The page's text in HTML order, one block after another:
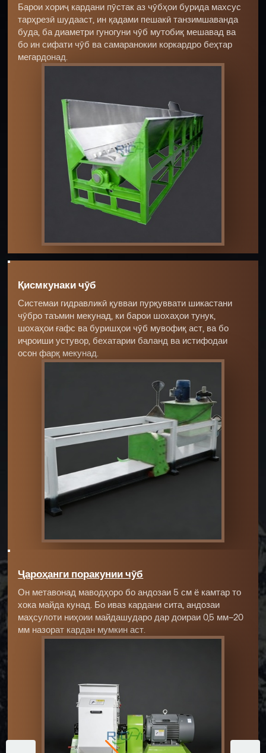
Барои хориҷ кардани пӯстак аз чӯбҳои бурида махсус
тарҳрезӣ шудааст, ин қадами пешакӣ танзимшаванда
буда, ба диаметри гуногуни чӯб мутобиқ мешавад ва
бо ин сифати чӯб ва самаранокии коркардро беҳтар
мегардонад.
Қисмкунаки чӯб
Системаи гидравликӣ қувваи пурқуввати шикастани
чӯбро таъмин мекунад, ки барои шохаҳои тунук,
шохаҳои ғафс ва буришҳои чӯб мувофиқ аст, ва бо
иҷроиши устувор, бехатарии баланд ва истифодаи
осон фарқ мекунад.
Ҷароҳанги поракунии чӯб
Он метавонад маводҳоро бо андозаи 5 см ё камтар то
хока майда кунад. Бо иваз кардани сита, андозаи
маҳсулоти ниҳоии майдашударо дар доираи 0,5 мм–20
мм назорат кардан мумкин аст.